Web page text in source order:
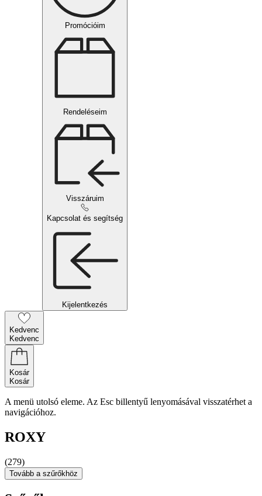
Promócióim
Rendeléseim
Visszáruim
Kapcsolat és segítség
Kijelentkezés
Kedvenc
Kedvenc
Kosár
Kosár
A menü utolsó eleme. Az Esc billentyű lenyomásával visszatérhet a
navigációhoz.
ROXY
(279)
Tovább a szűrőkhöz